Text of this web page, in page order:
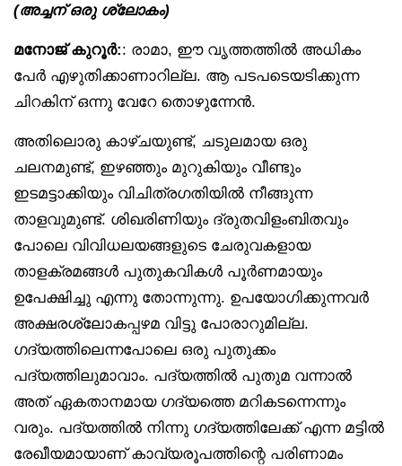
(അച്ചന് ഒരു ശ്ലോകം)
മനോജ് കുറൂർ:: രാമാ, ഈ വൃത്തത്തിൽ അധികം
പേർ എഴുതിക്കാണാറില്ല. ആ പടപടെയടിക്കുന്ന
ചിറകിന് ഒന്നു വേറേ തൊഴുന്നേൻ.
അതിലൊരു കാഴ്ചയുണ്ട്, ചടുലമായ ഒരു
ചലനമുണ്ട്, ഇഴഞ്ഞും മുറുകിയും വീണ്ടും
ഇടമട്ടാക്കിയും വിചിത്രഗതിയിൽ നീങ്ങുന്ന
താളവുമുണ്ട്. ശിഖരിണിയും ദ്രുതവിളംബിതവും
പോലെ വിവിധലയങ്ങളുടെ ചേരുവകളായ
താളക്രമങ്ങൾ പുതുകവികൾ പൂർണമായും
ഉപേക്ഷിച്ചു എന്നു തോന്നുന്നു. ഉപയോഗിക്കുന്നവർ
അക്ഷരശ്ലോകപ്പഴമ വിട്ടു പോരാറുമില്ല.
ഗദ്യത്തിലെന്നപോലെ ഒരു പുതുക്കം
പദ്യത്തിലുമാവാം. പദ്യത്തിൽ പുതുമ വന്നാൽ
അത് ഏകതാനമായ ഗദ്യത്തെ മറികടന്നെന്നും
വരും. പദ്യത്തിൽ നിന്നു ഗദ്യത്തിലേക്ക് എന്ന മട്ടിൽ
രേഖീയമായാണ് കാവ്യരൂപത്തിന്റെ പരിണാമം